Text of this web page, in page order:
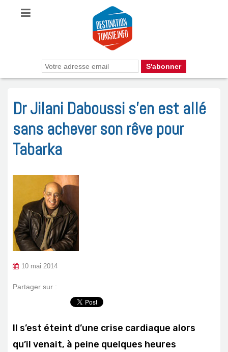
Dr Jilani Daboussi s’en est allé
sans achever son rêve pour
Tabarka
10 mai 2014
Partager sur :
Il s’est éteint d’une crise cardiaque alors
qu’il venait, à peine quelques heures